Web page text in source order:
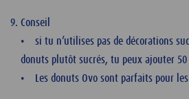
Conseil
• si tu n’utilises pas de décorations
donuts plutôt sucrés, tu peux ajouter 50
• Les donuts Ovo sont parfaits pour les